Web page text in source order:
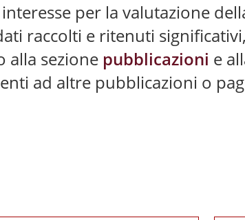
per la valutazione
raccolti e ritenuti
alla sezione pubblicazioni e
ad altre pubblicazioni o